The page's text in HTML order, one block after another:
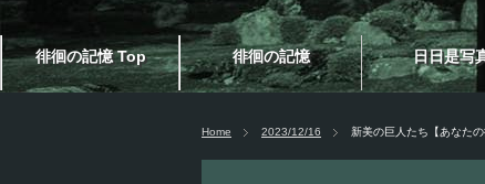
徘徊の記憶 Top 徘徊の記憶 日日是写
Home 2023/12/16 新美の巨人たち【あなた